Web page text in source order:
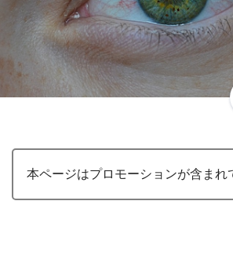
本ページはプロモーションが含まれ